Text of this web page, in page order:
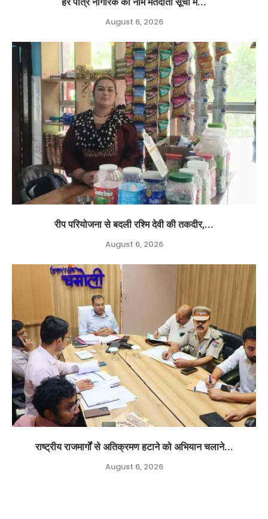
August 6, 2026
रीप परियोजना से बदली रश्मि देवी की तकदीर,...
August 6, 2026
राष्ट्रीय राजमार्गों से अतिक्रमण हटाने को अभियान चलाने...
August 6, 2026